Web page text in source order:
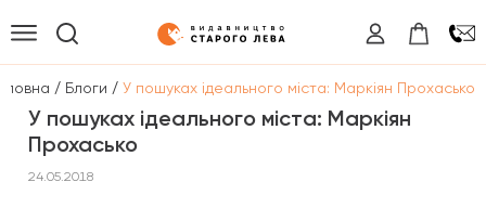
/ Блоги / У пошуках ідеального міста: Маркіян Прохасько
У пошуках ідеального міста: Маркіян
Прохасько
24.05.2018